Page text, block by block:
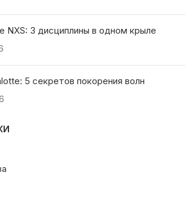
NXS: 3 дисциплины в одном крыле
5 секретов покорения волн